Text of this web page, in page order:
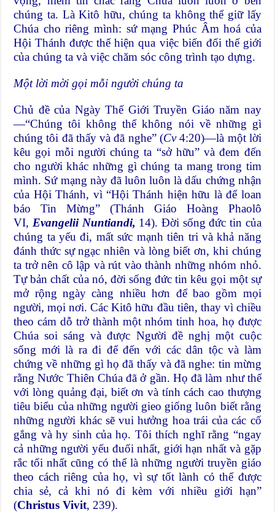
chúng ta. Là Kitô hữu, chúng ta không thể giữ lấy
Chúa cho riêng mình: sứ mạng Phúc Âm hoá của
Hội Thánh được thể hiện qua việc biến đổi thế giới
của chúng ta và việc chăm sóc công trình tạo dựng.
Một lời mời gọi mỗi người chúng ta
Chủ đề của Ngày Thế Giới Truyền Giáo năm nay
—“Chúng tôi không thể không nói về những gì
chúng tôi đã thấy và đã nghe” (Cv4:20)—là một lời
kêu gọi mỗi người chúng ta “sở hữu” và đem đến
cho người khác những gì chúng ta mang trong tim
mình. Sứ mạng này đã luôn luôn là dấu chứng nhận
của Hội Thánh, vì “Hội Thánh hiện hữu là để loan
báo Tin Mừng” (Thánh Giáo Hoàng Phaolô
VI, Evangelii Nuntiandi, 14). Đời sống đức tin của
chúng ta yếu đi, mất sức mạnh tiên tri và khả năng
đánh thức sự ngạc nhiên và lòng biết ơn, khi chúng
ta trở nên cô lập và rút vào thành những nhóm nhỏ.
Tự bản chất của nó, đời sống đức tin kêu gọi một sự
mở rộng ngày càng nhiều hơn để bao gồm mọi
người, mọi nơi. Các Kitô hữu đầu tiên, thay vì chiều
theo cám dỗ trở thành một nhóm tinh hoa, họ được
Chúa soi sáng và được Người đề nghị một cuộc
sống mới là ra đi để đến với các dân tộc và làm
chứng về những gì họ đã thấy và đã nghe: tin mừng
rằng Nước Thiên Chúa đã ở gần. Họ đã làm như thế
với lòng quảng đại, biết ơn và tính cách cao thượng
tiêu biểu của những người gieo giống luôn biết rằng
những người khác sẽ vui hưởng hoa trái của các cố
gắng và hy sinh của họ. Tôi thích nghĩ rằng “ngay
cả những người yếu đuối nhất, giới hạn nhất và gặp
rắc tối nhất cũng có thể là những người truyền giáo
theo cách riêng của họ, vì sự tốt lành có thể được
chia sẻ, cả khi nó đi kèm với nhiều giới hạn”
(Christus Vivit, 239).